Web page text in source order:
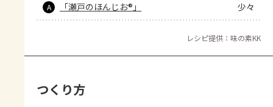
A 「瀬戸のほんじお®」 少々
レシピ提供：味の素KK
つくり方